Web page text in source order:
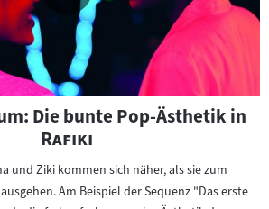
Die bunte Pop-Ästhetik in"
Rafiki
und Ziki kommen sich näher, als sie zum
Am Beispiel der Sequenz "Das erste